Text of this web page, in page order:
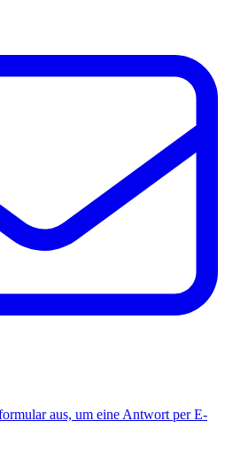
aus, um eine Antwort per E-